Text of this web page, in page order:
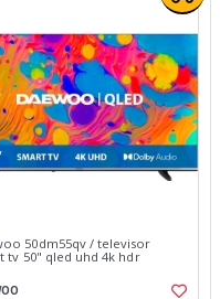
50dm55qv / televisor
tv 50" qled uhd 4k hdr